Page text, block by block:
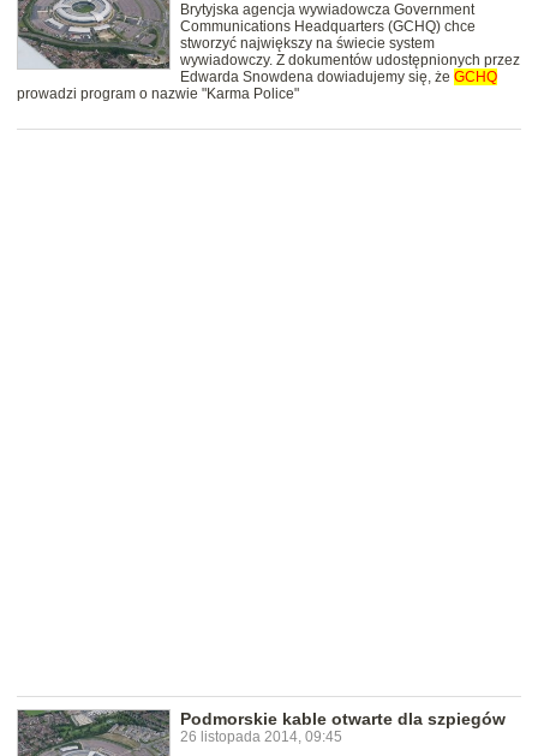
Brytyjska agencja wywiadowcza Government
Communications Headquarters (GCHQ) chce
stworzyć największy na świecie system
wywiadowczy. Z dokumentów udostępnionych przez
Edwarda Snowdena dowiadujemy się, że GCHQ
prowadzi program o nazwie "Karma Police"
Podmorskie kable otwarte dla szpiegów
26 listopada 2014, 09:45